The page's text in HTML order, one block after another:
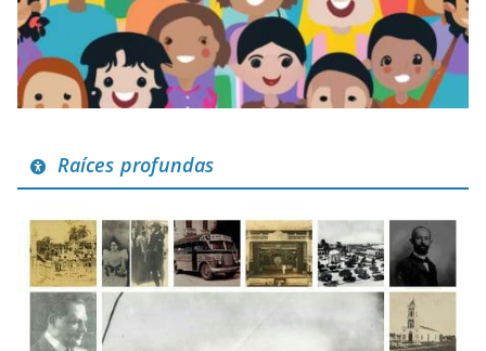
Raíces profundas